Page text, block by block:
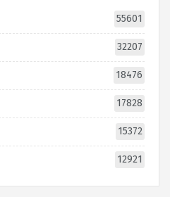
55601
32207
18476
17828
15372
12921